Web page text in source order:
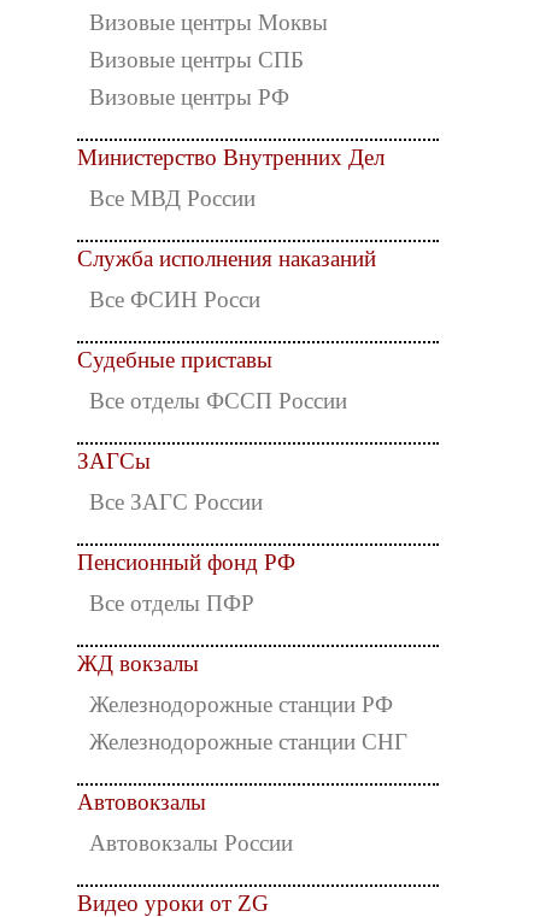
Визовые центры Моквы
Визовые центры СПБ
Визовые центры РФ
Министерство Внутренних Дел
Все МВД России
Служба исполнения наказаний
Все ФСИН Росси
Судебные приставы
Все отделы ФССП России
ЗАГСы
Все ЗАГС России
Пенсионный фонд РФ
Все отделы ПФР
ЖД вокзалы
Железнодорожные станции РФ
Железнодорожные станции СНГ
Автовокзалы
Автовокзалы России
Видео уроки от ZG